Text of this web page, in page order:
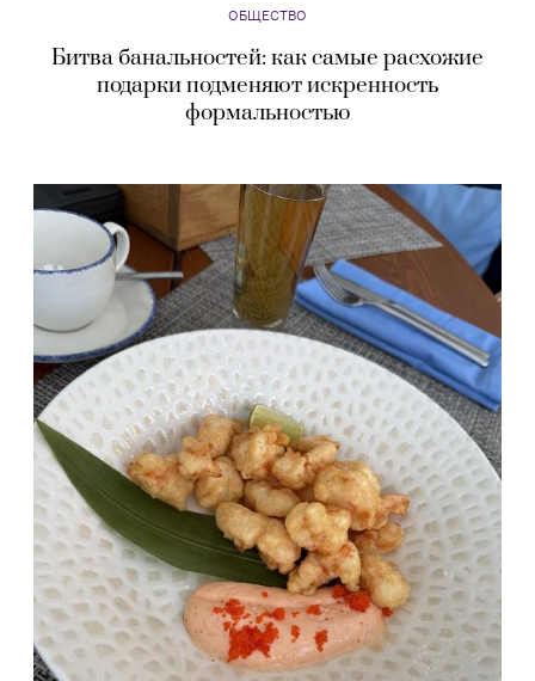
ОБЩЕСТВО
Битва банальностей: как самые расхожие
подарки подменяют искренность
формальностью